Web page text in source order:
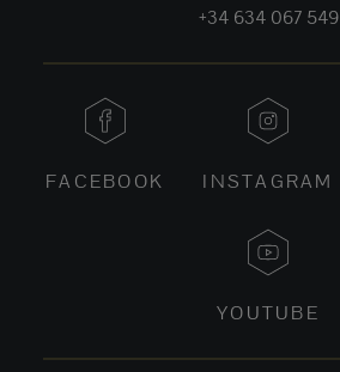
+34 634 067 549
FACEBOOK INSTAGRAM
YOUTUBE